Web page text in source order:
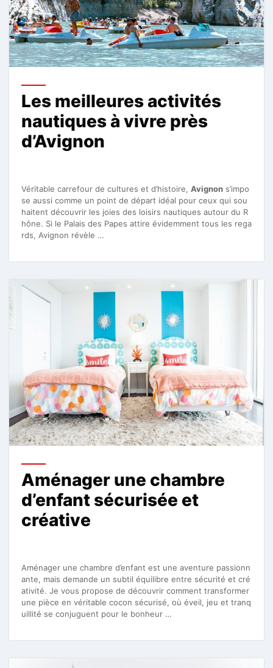
Les meilleures activités
nautiques à vivre près
d’Avignon
Véritable carrefour de cultures et d’histoire, Avignon s’impo
se aussi comme un point de départ idéal pour ceux qui sou
haitent découvrir les joies des loisirs nautiques autour du R
hône. Si le Palais des Papes attire évidemment tous les rega
rds, Avignon révèle …
Aménager une chambre
d’enfant sécurisée et
créative
Aménager une chambre d’enfant est une aventure passionn
ante, mais demande un subtil équilibre entre sécurité et cré
ativité. Je vous propose de découvrir comment transformer
une pièce en véritable cocon sécurisé, où éveil, jeu et tranq
uillité se conjuguent pour le bonheur …